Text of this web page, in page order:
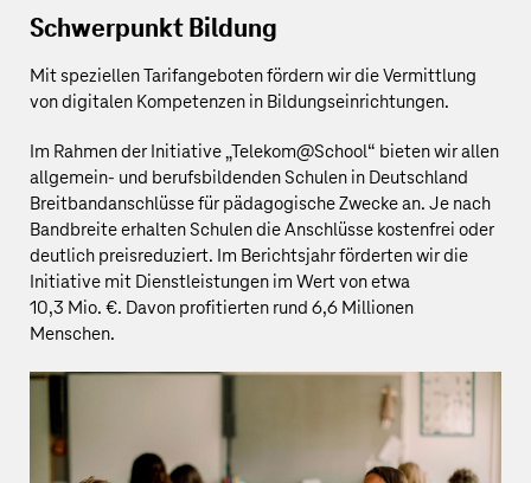
Schwerpunkt Bildung
Mit speziellen Tarifangeboten fördern wir die Vermittlung
von digitalen Kompetenzen in Bildungseinrichtungen.
Im Rahmen der Initiative „Telekom@School“ bieten wir allen
allgemein- und berufsbildenden Schulen in Deutschland
Breitbandanschlüsse für pädagogische Zwecke an. Je nach
Bandbreite erhalten Schulen die Anschlüsse kostenfrei oder
deutlich preisreduziert. Im Berichtsjahr förderten wir die
Initiative mit Dienstleistungen im Wert von etwa
10,3 Mio. €. Davon profitierten rund 6,6 Millionen
Menschen.